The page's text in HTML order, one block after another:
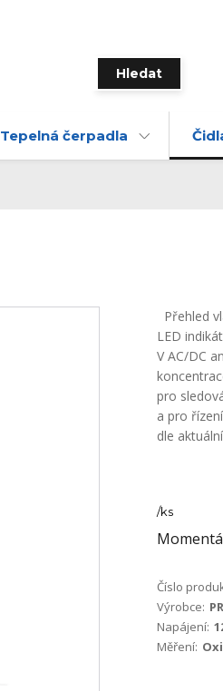
Hledat
Tepelná čerpadla
Přehled
LED
V AC/DC
pro
a pro
dle
/ks
Číslo
Výrobce:
Napájení:
Měření: